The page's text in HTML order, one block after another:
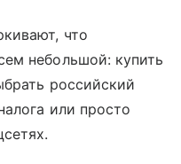
что
небольшой: купить
российский
или просто